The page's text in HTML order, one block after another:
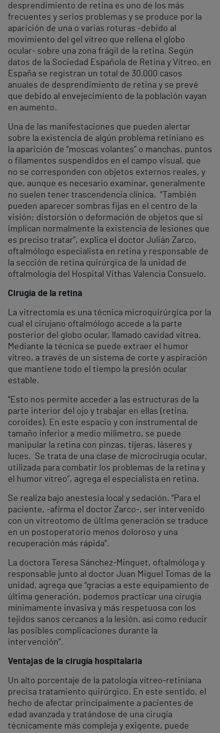
desprendimiento de retina es uno de los más
frecuentes y serios problemas y se produce por la
aparición de una o varias roturas -debido al
movimiento del gel vítreo que rellena el globo
ocular- sobre una zona frágil de la retina. Según
datos de la Sociedad Española de Retina y Vítreo, en
España se registran un total de 30.000 casos
anuales de desprendimiento de retina y se prevé
que debido al envejecimiento de la población vayan
en aumento.
Una de las manifestaciones que pueden alertar
sobre la existencia de algún problema retiniano es
la aparición de “moscas volantes” o manchas, puntos
o filamentos suspendidos en el campo visual, que
no se corresponden con objetos externos reales, y
que, aunque es necesario examinar, generalmente
no suelen tener trascendencia clínica. “También
pueden aparecer sombras fijas en el centro de la
visión; distorsión o deformación de objetos que sí
implican normalmente la existencia de lesiones que
es preciso tratar”, explica el doctor Julián Zarco,
oftalmólogo especialista en retina y responsable de
la sección de retina quirúrgica de la unidad de
oftalmología del Hospital Vithas Valencia Consuelo.
Cirugía de la retina
La vitrectomía es una técnica microquirúrgica por la
cual el cirujano oftalmólogo accede a la parte
posterior del globo ocular, llamado cavidad vítrea.
Mediante la técnica se puede extraer el humor
vítreo, a través de un sistema de corte y aspiración
que mantiene todo el tiempo la presión ocular
estable.
“Esto nos permite acceder a las estructuras de la
parte interior del ojo y trabajar en ellas (retina,
coroides). En este espacio y con instrumental de
tamaño inferior a medio milímetro, se puede
manipular la retina con pinzas, tijeras, láseres y
luces. Se trata de una clase de microcirugía ocular,
utilizada para combatir los problemas de la retina y
el humor vítreo”, agrega el especialista en retina.
Se realiza bajo anestesia local y sedación. “Para el
paciente, -afirma el doctor Zarco-, ser intervenido
con un vitreotomo de última generación se traduce
en un postoperatorio menos doloroso y una
recuperación más rápida”.
La doctora Teresa Sánchez-Minguet, oftalmóloga y
responsable junto al doctor Juan Miguel Tomas de la
unidad, agrega que “gracias a este equipamiento de
última generación, podemos practicar una cirugía
mínimamente invasiva y más respetuosa con los
tejidos sanos cercanos a la lesión, así como reducir
las posibles complicaciones durante la
intervención”.
Ventajas de la cirugía hospitalaria
Un alto porcentaje de la patología vítreo-retiniana
precisa tratamiento quirúrgico. En este sentido, el
hecho de afectar principalmente a pacientes de
edad avanzada y tratándose de una cirugía
técnicamente más compleja y exigente, puede